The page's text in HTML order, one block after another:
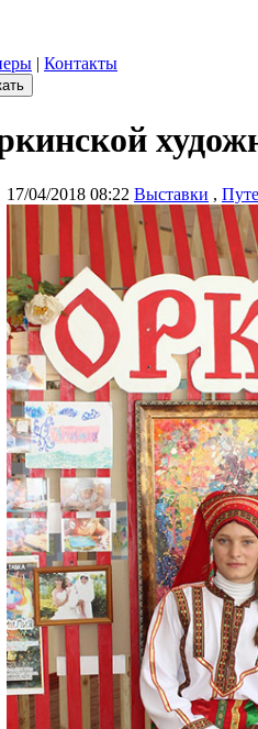
| Контакты
17/04/2018 08:22 Выставки ,